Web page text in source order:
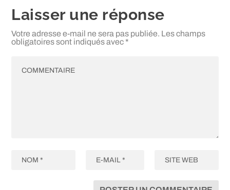
Laisser une réponse
Votre adresse e-mail ne sera pas publiée. Les champs
obligatoires sont indiqués avec *